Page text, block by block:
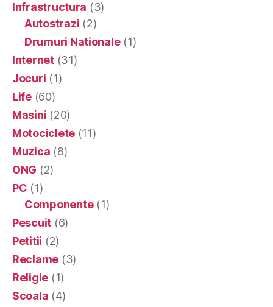
Infrastructura (3)
Autostrazi (2)
Drumuri Nationale(1)
Internet(31)
Jocuri (1)
Life(60)
Masini (20)
Motociclete (11)
Muzica (8)
ONG (2)
PC (1)
Componente(1)
Pescuit (6)
Petitii (2)
Reclame (3)
Religie (1)
Scoala (4)